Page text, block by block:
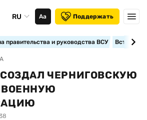
RU Аа Поддержать
правительства и руководства ВСУ
ЧЕРНИГОВСКУЮ